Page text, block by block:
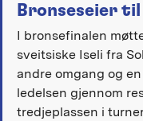
Bronseseier
I bronsefinalen
sveitsiske Iseli fra
andre omgang og
ledelsen gjennom
tredjeplassen i